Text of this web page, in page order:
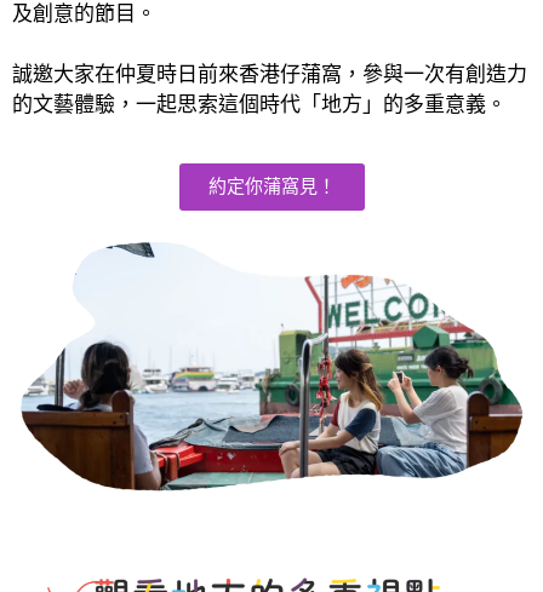
及創意的節目。
誠邀大家在仲夏時日前來香港仔蒲窩，參與一次有創造力
的文藝體驗，一起思索這個時代「地方」的多重意義。
約定你蒲窩見！